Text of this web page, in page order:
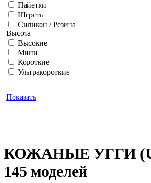
Пайетки
Шерсть
Силикон / Резина
Высота
Высокие
Мини
Короткие
Ультракороткие
Показать
КОЖАНЫЕ УГГИ
145 моделей